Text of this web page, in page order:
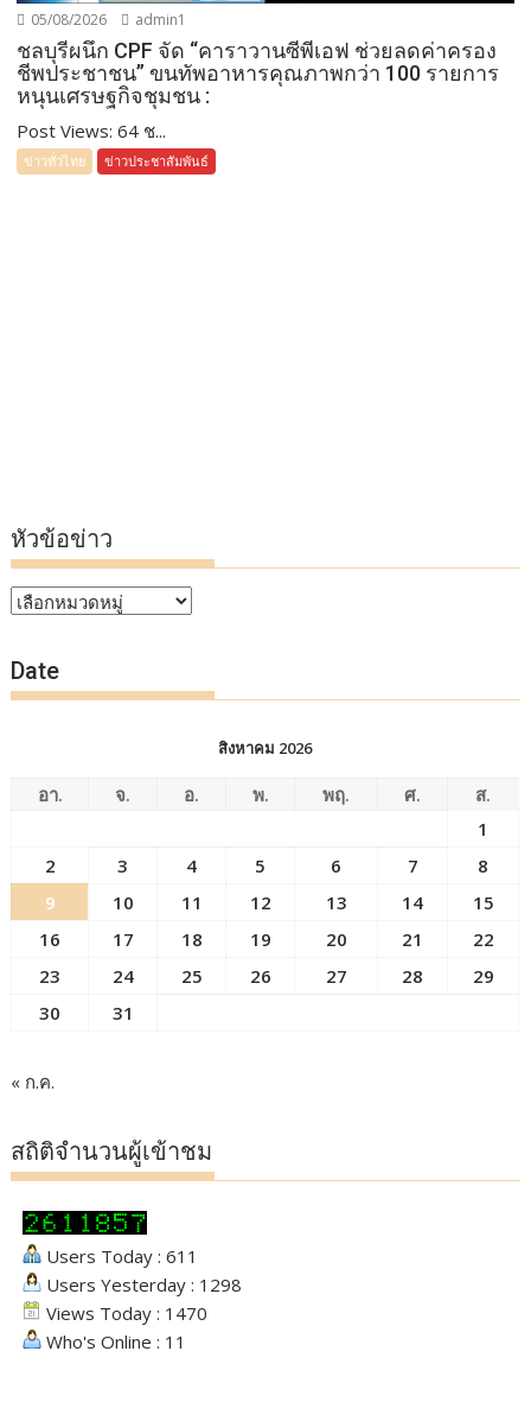
05/08/2026 admin1
ชลบุรีผนึก CPF จัด “คาราวานซีพีเอฟ ช่วยลดค่าครอง
ชีพประชาชน” ขนทัพอาหารคุณภาพกว่า 100 รายการ
หนุนเศรษฐกิจชุมชน :
Post Views: 64 ช...
ข่าวทั่วไทย ข่าวประชาสัมพันธ์
หัวข้อข่าว
หัวข้อ
Date
สิงหาคม 2026
อา. จ. อ. พ. พฤ. ศ.
ส.
1
2
3 4 5 6 7
8
9
10 11 12 13 14
15
16
17 18 19 20 21
22
23
24 25 26 27 28
29
30
31
« ก.ค.
สถิติจำนวนผู้เข้าชม
Users Today : 611
Users Yesterday : 1298
Views Today : 1470
Who's Online : 11